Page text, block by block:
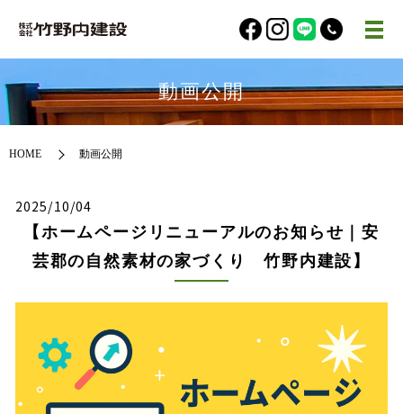
動画公開
HOME 動画公開
2025/10/04
【ホームページリニューアルのお知らせ｜安
芸郡の自然素材の家づくり 竹野内建設】